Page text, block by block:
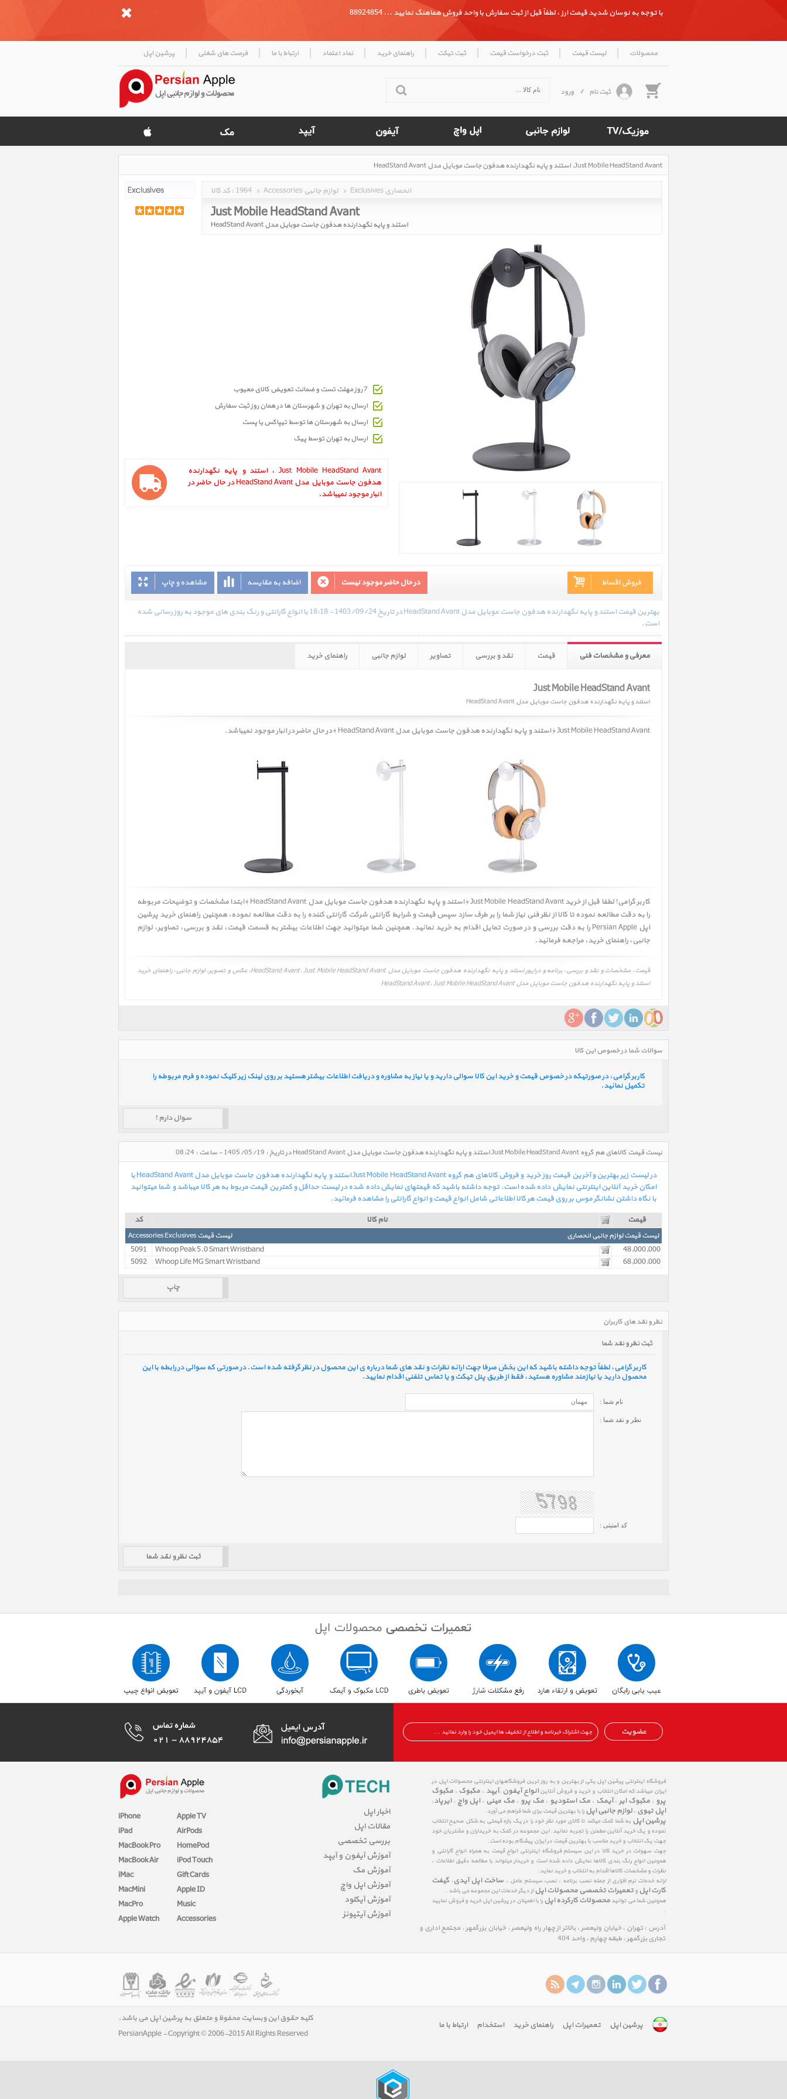
با توجه به نوسان شدید قیمت ارز ، لطفاً قبل از ثبت سفارش با واحد فروش هماهنگ نمایید ... 88924854
محصولات | لیست قیمت | ثبت درخواست قیمت | ثبت تیکت | راهنمای خرید | نماد اعتماد | ارتباط با ما | فرصت های شغلی | پرشین اپل
ثبت نام / ورود
Just Mobile HeadStand Avant، استند و پایه نگهدارنده هدفون جاست موبایل مدل HeadStand Avant
Rated
کد کالا : 1964 » Accessories لوازم جانبی » Exclusives انحصاری
Just Mobile HeadStand Avant
استند و پایه نگهدارنده هدفون جاست موبایل مدل HeadStand Avant
7 روز مهلت تست و ضمانت تعویض کالای معیوب
ارسال به تهران و شهرستان ها در همان روز ثبت سفارش
ارسال به شهرستان ها توسط تیپاکس یا پست
ارسال به تهران توسط پیک
Just Mobile HeadStand Avant ، استند و پایه نگهدارنده
هدفون جاست موبایل مدل HeadStand Avant در حال حاضر در
انبار موجود نمیباشد.
مشاهده و چاپ اضافه به مقایسه در حال حاضر موجود نیست فروش اقساط
بهترین قیمت استند و پایه نگهدارنده هدفون جاست موبایل مدل HeadStand Avant در تاریخ 1403/09/24 - 18:18 با انواع گارانتی و رنگ بندی های موجود به روز رسانی شده
است.
معرفی و مشخصات فنی قیمت نقد و بررسی تصاویر لوازم جانبی راهنمای خرید
Just Mobile HeadStand Avant
استند و پایه نگهدارنده هدفون جاست موبایل مدل HeadStand Avant
Just Mobile HeadStand Avant ﴿ استند و پایه نگهدارنده هدفون جاست موبایل مدل HeadStand Avant ﴾ در حال حاضر در انبار موجود نمیباشد.
کاربر گرامی! لطفا قبل از خرید Just Mobile HeadStand Avant ﴿ استند و پایه نگهدارنده هدفون جاست موبایل مدل HeadStand Avant ﴾ ابتدا مشخصات و توضیحات مربوطه
را به دقت مطالعه نموده تا کالا از نظر فنی نیاز شما را بر طرف سازد سپس قیمت و شرایط گارانتی شرکت گارانتی کننده را به دقت مطالعه نموده، همچنین راهنمای خرید پرشین
اپل Persian Apple را به دقت بررسی و در صورت تمایل اقدام به خرید نمائید. همچنین شما میتوانید جهت اطلاعات بیشتر به قسمت
قیمت، نقد و بررسی، تصاویر، لوازم
جانبی، راهنمای خرید، مراجعه فرمائید.
قیمت، مشخصات و نقد و بررسی، برنامه و درایور استند و پایه نگهدارنده هدفون جاست موبایل مدل HeadStand Avant، Just Mobile HeadStand Avant، عکس و تصویر، لوازم جانبی، راهنمای خرید
استند و پایه نگهدارنده هدفون جاست موبایل مدل HeadStand Avant، Just Mobile HeadStand Avant
سوالات شما در خصوص این کالا
کاربر گرامی، در صورتیکه در خصوص قیمت و خرید این کالا سوالی دارید و یا نیاز به مشاوره و دریافت اطلاعات بیشتر هستید بر روی لینک زیر کلیک نموده و فرم مربوطه را
تکمیل نمائید.
سوال دارم !
لیست قیمت کالاهای هم گروه Just Mobile HeadStand Avant استند و پایه نگهدارنده هدفون جاست موبایل مدل HeadStand Avant در تاریخ : 1405/05/19 - ساعت : 08:24
در لیست زیر بهترین و آخرین قیمت روز خرید و فروش کالاهای هم گروه Just Mobile HeadStand Avant استند و پایه نگهدارنده هدفون جاست موبایل مدل HeadStand Avant با
امکان خرید آنلاین اینترنتی نمایش داده شده است. توجه داشته باشید که قیمتهای نمایش داده شده در لیست حداقل و کمترین قیمت مربوط به هر کالا میباشد و شما میتوانید
با نگاه داشتن نشانگر موس بر روی قیمت هر کالا اطلاعاتی شامل انواع قیمت و انواع گارانتی را مشاهده فرمائید.
کد
نام کالا قیمت
لیست قیمت Accessories Exclusives لیست قیمت لوازم جانبی انحصاری
5091 Whoop Peak 5.0 Smart Wristband
48,000,000
5092
Whoop Life MG Smart Wristband 68,000,000
چاپ
نظر و نقد های کاربران
ثبت نظر و نقد شما
کاربر گرامی، لطفاً توجه داشته باشید که این بخش صرفا جهت ارائه نظرات و نقد های شما درباره ی این محصول در نظر گرفته شده است. در صورتی که سوالی در رابطه با این
محصول دارید یا نیازمند مشاوره هستید، فقط از طریق پنل تیکت و یا تماس تلفنی اقدام نمایید.
نام شما :
نظر و نقد شما :
کد امنیتی :
عضویت
iPhone
iPad
MacBook Pro
MacBook Air
iMac
MacMini
MacPro
Apple Watch
Apple TV
AirPods
HomePod
iPod Touch
Gift Cards
Apple ID
Music
Accessories
اخبار اپل
مقالات اپل
بررسی تخصصی
آموزش آیفون و آیپد
آموزش مک
آموزش اپل واچ
آموزش آیکلود
آموزش آیتیونز
فروشگاه اینترنتی پرشین اپل یکی از بهترین و به روز ترین فروشگاههای اینترنتی محصولات اپل در
ایران میباشد که امکان انتخاب و خرید و فروش آنلاینانواع آیفون ،آیپد ، مکبوک ، مکبوک
پرو ، مکبوک ایر ، آیمک ، مک استودیو ، مک پرو ، مک مینی ، اپل واچ ، ایرپاد،
اپل تیوی ، لوازم جانبی اپل را با بهترین قیمت برای شما فراهم می آورد.
پرشین اپل به شما کمک میکند تا کالای مورد نظر خود را در یک بازه قیمتی به شکل صحیح انتخاب
نموده و یک خرید آنلاین مطمئن را تجربه نمائید. این مجموعه در کمک به خریداران و مشتریان خود
جهت یک انتخاب و خرید مناسب با بهترین قیمت در ایران پیشگام بوده است.
جهت سهولت در خرید کالا در این سیستم فروشگاه اینترنتی انواع قیمت به همراه انواع گارانتی و
همچنین انواع رنگ بندی کالاها نمایش داده شده است و خریدار میتواند با مطالعه دقیق اطلاعات ،
نظرات و مشخصات کالاها اقدام به انتخاب و خرید نماید.
ارائه خدمات نرم افزاری از جمله نصب برنامه ، نصب سیستم عامل ، ساخت اپل آیدی ، گیفت
کارت اپل و تعمیرات تخصصی محصولات اپل از دیگر خدمات این مجموعه می باشد .
همچنین شما می توانید محصولات کارکرده اپل را با اطمینان در پرشین اپل خرید و فروش نمایید
.
آدرس : تهران ، خیابان ولیعصر ، بالاتر از چهار راه ولیعصر ، خیابان بزرگمهر ، مجتمع اداری و
تجاری بزرگمهر ، طبقه چهارم ، واحد 404
پرشین اپل تعمیرات اپل راهنمای خرید استخدام ارتباط با ما
کلیه حقوق این وبسایت محفوظ و متعلق به پرشین اپل می باشد.
PersianApple - Copyright © 2006-2015 All Rights Reserved